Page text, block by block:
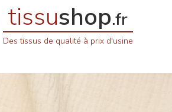
tissushop.fr
Des tissus de qualité à prix d'usine